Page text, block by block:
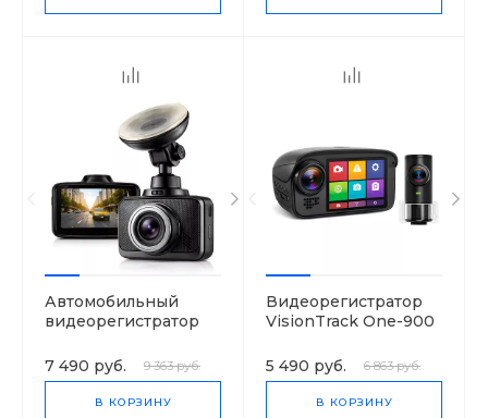
Автомобильный
видеорегистратор
7 490 руб.
9 363 руб.
В КОРЗИНУ
Видеорегистратор
VisionTrack One-900
5 490 руб. 6 863 руб.
В КОРЗИНУ